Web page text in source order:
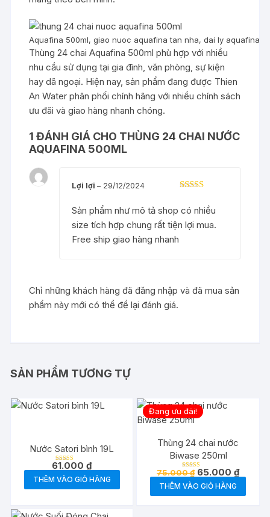
Aquafina 500ml, giao nuoc aquafina tan nha, dai ly aquafina
Thùng 24 chai Aquafina 500ml phù hợp với nhiều
nhu cầu sử dụng tại gia đình, văn phòng, sự kiện
hay dã ngoại. Hiện nay, sản phẩm đang được Thien
An Water phân phối chính hãng với nhiều chính sách
ưu đãi và giao hàng nhanh chóng.
1 ĐÁNH GIÁ CHO THÙNG 24 CHAI NƯỚC
AQUAFINA 500ML
hạng55 sao
Lợi lợi– 29/12/2024
Sản phẩm như mô tả shop có nhiều
size tích hợp chung rất tiện lợi mua.
Free ship giao hàng nhanh
Chỉ những khách hàng đã đăng nhập và đã mua sản
phẩm này mới có thể để lại đánh giá.
SẢN PHẨM TƯƠNG TỰ
Nước Satori bình 19L
Được xếp
5.00
61.000₫
THÊM VÀO GIỎ HÀNG
Đang ưu đãi!
Thùng 24 chai nước
Biwase 250ml
Được xếp
5.00
75.000₫ Giá
gốc
là:
75.000 ₫.
65.000₫Giá
hiện
là:
THÊM VÀO GIỎ HÀNG